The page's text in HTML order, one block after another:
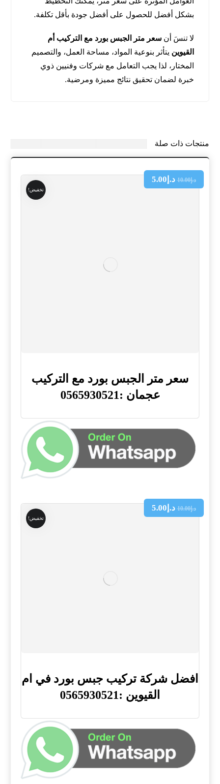
بشكل أفضل للحصول على أفضل جودة بأقل تكلفة.
لا تنسَ أنسعر متر الجبس بورد مع التركيب أم
القيوين يتأثر بنوعية المواد، مساحة العمل، والتصميم
المختار، لذا يجب التعامل مع شركات وفنيين ذوي
خبرة لضمان تحقيق نتائج مميزة ومرضية.
منتجات ذات صلة
تخفيض!
سعر متر الجبس بورد مع التركيب
عجمان :0565930521
د.إ10.00 د.إ 5.00
تخفيض!
افضل شركة تركيب جبس بورد في ام
القيوين :0565930521
د.إ10.00 د.إ 5.00